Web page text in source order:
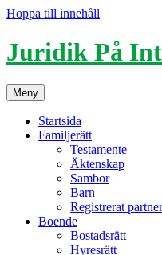
Hoppa till innehåll
Juridik På
Meny
Startsida
Familjerätt
Testamente
Äktenskap
Sambor
Barn
Registrerat
Boende
Bostadsrätt
Hyresrätt